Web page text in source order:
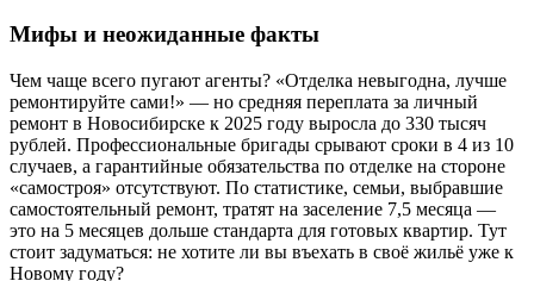
Мифы и неожиданные факты
Чем чаще всего пугают агенты? «Отделка невыгодна, лучше
ремонтируйте сами!» — но средняя переплата за личный
ремонт в Новосибирске к 2025 году выросла до 330 тысяч
рублей. Профессиональные бригады срывают сроки в 4 из 10
случаев, а гарантийные обязательства по отделке на стороне
«самостроя» отсутствуют. По статистике, семьи, выбравшие
самостоятельный ремонт, тратят на заселение 7,5 месяца —
это на 5 месяцев дольше стандарта для готовых квартир. Тут
стоит задуматься: не хотите ли вы въехать в своё жильё уже к
Новому году?